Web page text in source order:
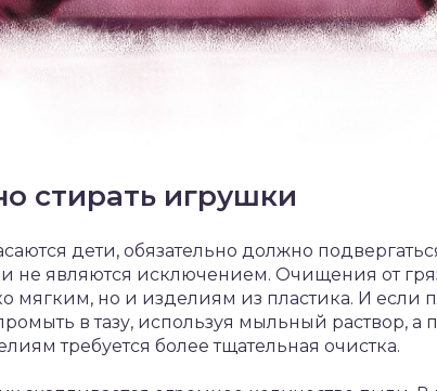
стирать игрушки
дети, обязательно должно
не являются исключением. Очищения от
мягким, но и изделиям из пластика. И если
в тазу, используя мыльный раствор, а
требуется более тщательная очистка.